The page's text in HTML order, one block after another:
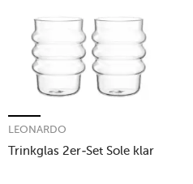
Trinkglas 2er-Set Sole klar
LEONARDO